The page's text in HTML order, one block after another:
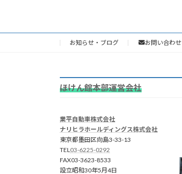
お知らせ・ブログ お問い合わせ
ほけん館本部運営会社
業平自動車株式会社
ナリヒラホールディングス株式会社
東京都墨田区向島3-33-13
TEL 03-6225-0292
FAX03-3623-8533
設立昭和30年5月4日